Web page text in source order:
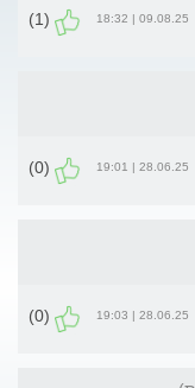
09.08.25 | 18:32
(1)
28.06.25 | 19:01
(0)
28.06.25 | 19:03
(0)